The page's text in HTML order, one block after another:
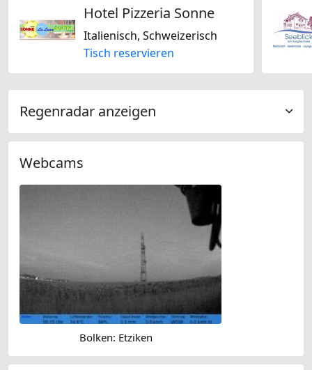
Hotel Pizzeria Sonne
Italienisch, Schweizerisch
Tisch reservieren
Regenradar anzeigen
Webcams
Bolken: Etziken